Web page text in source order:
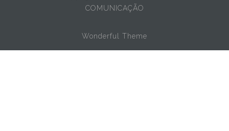
COMUNICAÇÃO
Wonderful Theme